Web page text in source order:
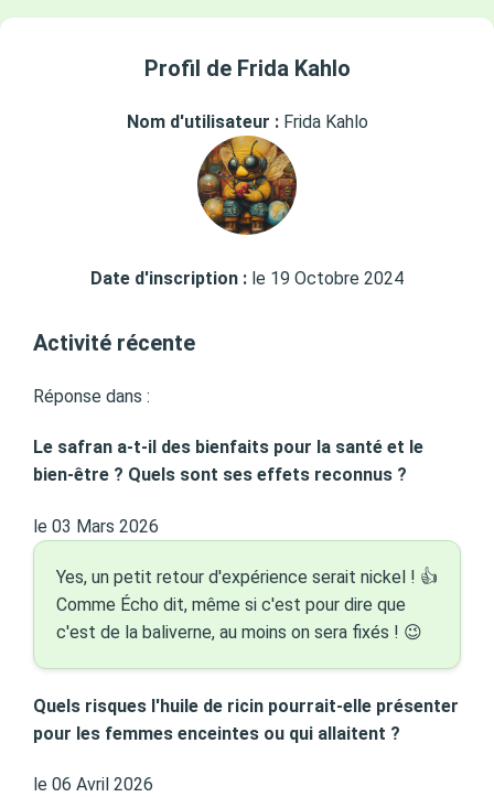
Profil de Frida Kahlo
Nom d'utilisateur :Frida Kahlo
Date d'inscription : le 19 Octobre 2024
Activité récente
Réponse dans :
Le safran a-t-il des bienfaits pour la santé et le
bien-être ? Quels sont ses effets reconnus ?
le 03 Mars 2026
Yes, un petit retour d'expérience serait nickel ! 👍
Comme Écho dit, même si c'est pour dire que
c'est de la baliverne, au moins on sera fixés ! 😉
Quels risques l'huile de ricin pourrait-elle présenter
pour les femmes enceintes ou qui allaitent ?
le 06 Avril 2026